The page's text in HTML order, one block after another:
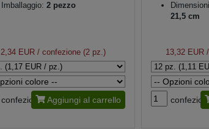
Imballaggio: 2 pezzo
2,34 EUR / confezione (2 pz.)
confezione Aggiungi al carrello
21,5 cm
13,32 EUR